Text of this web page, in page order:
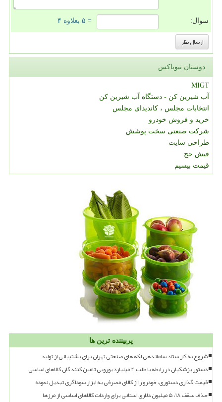
سوال: = ۵ بعلاوه ۴
دوستان نیوباکس
MIGT
آب شیرین کن - دستگاه آب شیرین کن
انتخابات مجلس ، کاندیدای مجلس
خرید و فروش خودرو
شرکت صنعتی سخت پوشش
طراحی سایت
فیش حج
قیمت بیسیم
پربیننده ترین ها
شروع به کار ستاد ساماندهی لکه های صنعتی تهران برای پشتیبانی از تولید
دستور پزشکیان در رابطه با طلب ۴ میلیارد یورویی تامین کنندگان کالاهای اساسی
قیمت گذاری دستوری، خودرو را از کالای مصرفی به ابزار سوداگری تبدیل نموده
حذف سقف ۱۸، ۵ میلیون دلاری استانی برای واردات کالاهای اساسی از مرزها